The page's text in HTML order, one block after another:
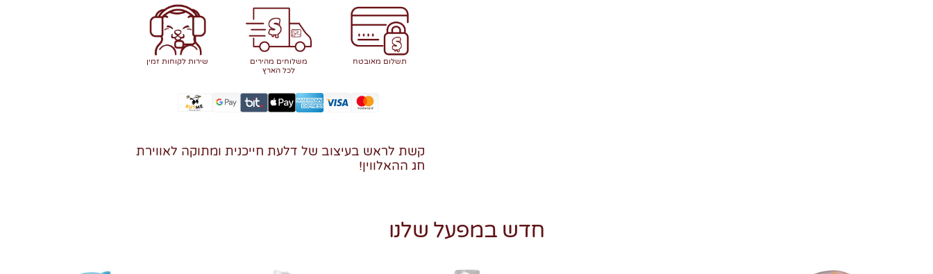
תשלום מאובטח
משלוחים מהירים
לכל הארץ
שירות לקוחות זמין
קשת לראש בעיצוב של דלעת חייכנית ומתוקה לאווירת
חג ההאלווין!
חדש במפעל שלנו